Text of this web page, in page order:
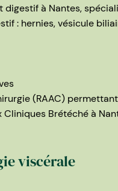
à Nantes,
: hernies, vésicule
(RAAC)
Brétéché à
viscérale